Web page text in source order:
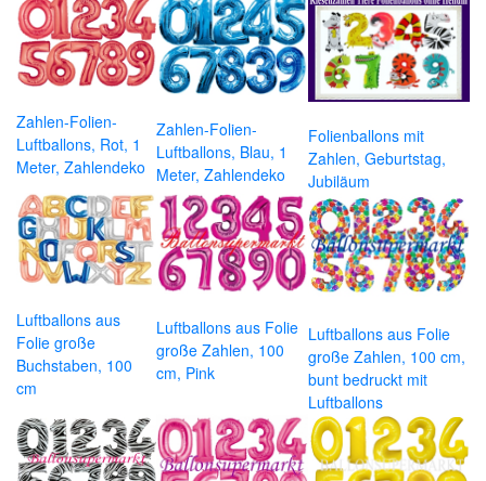
Zahlen-Folien-
Luftballons, Rot, 1
Meter, Zahlendeko
Zahlen-Folien-
Luftballons, Blau, 1
Meter, Zahlendeko
Folienballons mit
Zahlen, Geburtstag,
Jubiläum
Luftballons aus
Folie große
Buchstaben, 100
cm
Luftballons aus Folie
große Zahlen, 100
cm, Pink
Luftballons aus Folie
große Zahlen, 100 cm,
bunt bedruckt mit
Luftballons